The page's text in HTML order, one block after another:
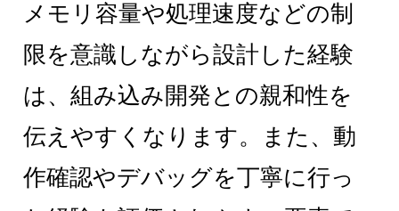
メモリ容量や処理速度などの制
限を意識しながら設計した経験
は、組み込み開発との親和性を
伝えやすくなります。また、動
作確認やデバッグを丁寧に行っ